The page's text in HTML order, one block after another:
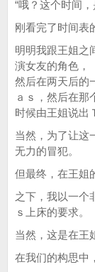
“哦？这个时间
刚看完了时间表
明明我跟王姐之
演女友的角色，
然后在两天后的
ａｓ，然后在那
时候由王姐说出
当然，为了让这
无力的冒犯。
但最终，在王姐
之下，我以一个
ｓ上床的要求。
当然，这是在王
在我们的构思中